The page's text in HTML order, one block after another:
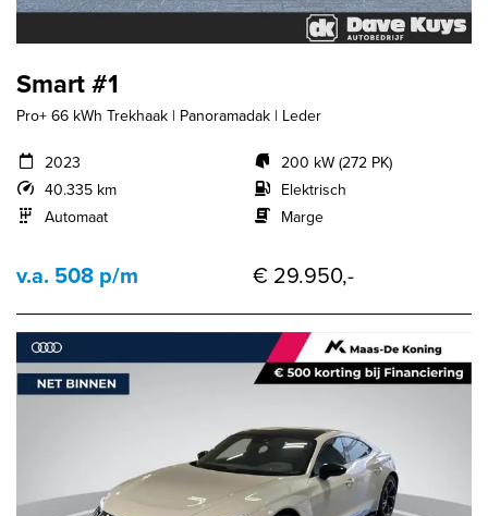
Smart #1
Pro+ 66 kWh Trekhaak | Panoramadak | Leder
2023
40.335 km
Automaat
200 kW (272 PK)
Elektrisch
Marge
v.a. 508 p/m € 29.950,-